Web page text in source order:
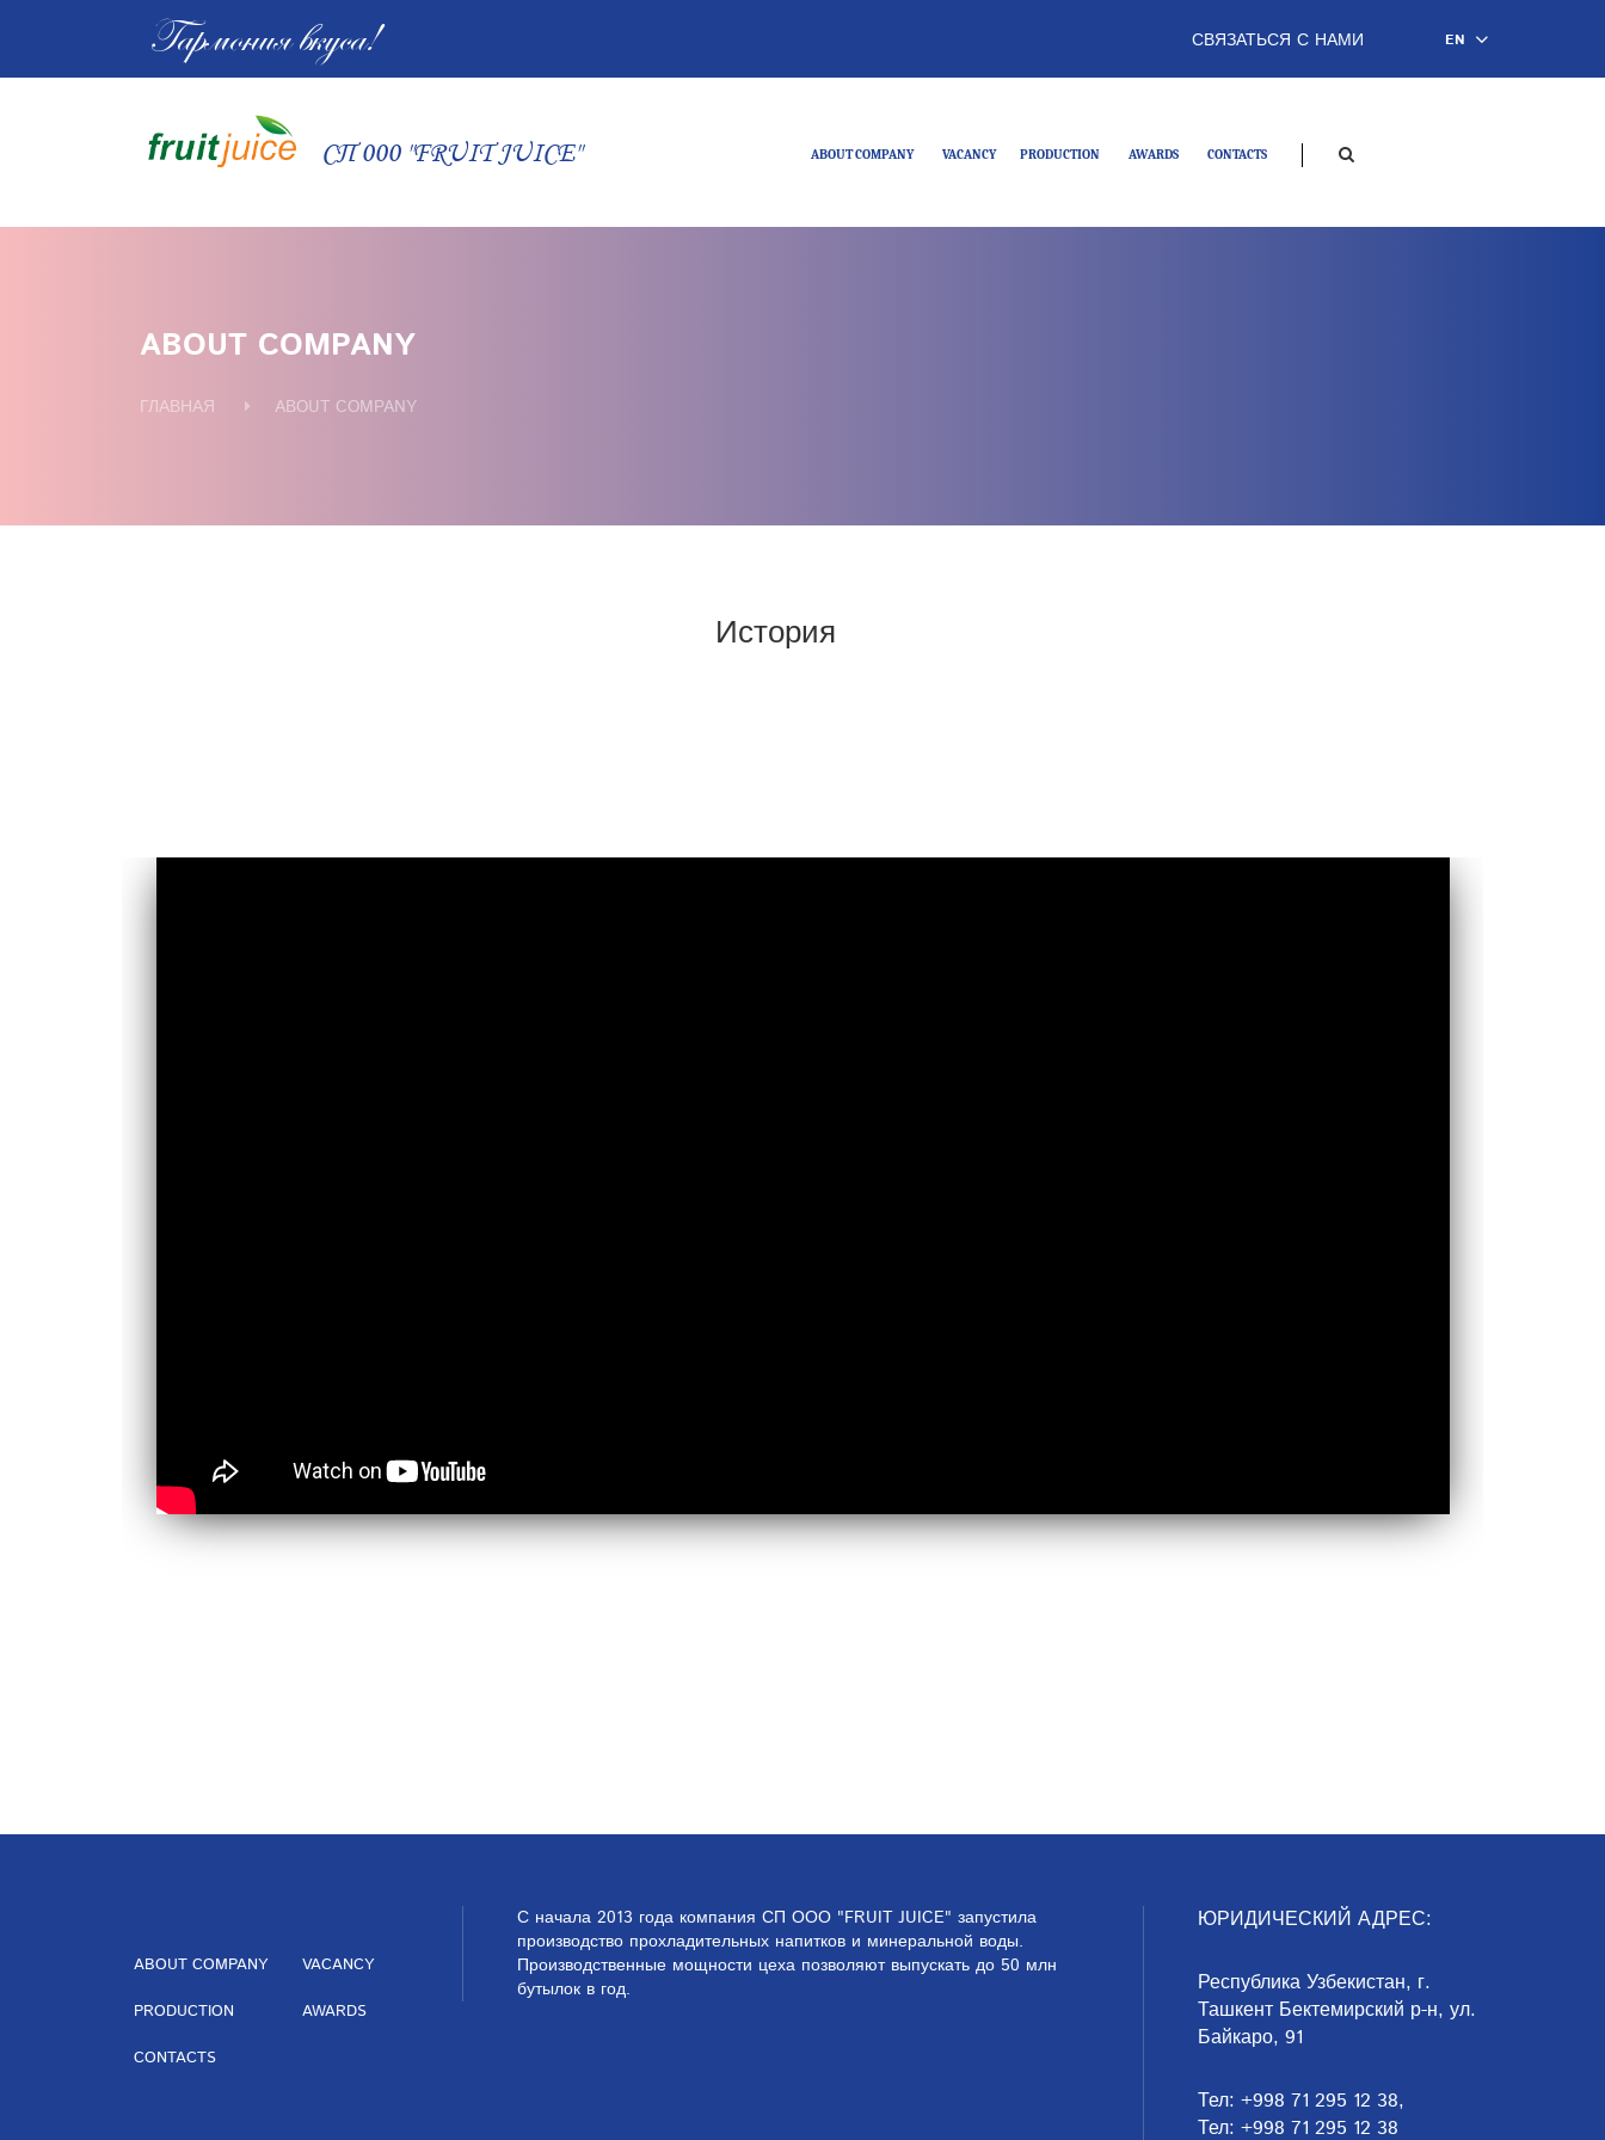
Гармония вкуса! EN
СВЯЗАТЬСЯ С НАМИ
СП 000 "FRUIT JUICE" ABOUT COMPANY VACANCY PRODUCTION AWARDS CONTACTS
ABOUT COMPANY
ГЛАВНАЯ ABOUT COMPANY
История
ABOUT COMPANY VACANCY
PRODUCTION AWARDS
CONTACTS
С начала 2013 года компания СП ООО "FRUIT JUICE" запустила
производство прохладительных напитков и ми­неральной воды.
Производственные мощности цеха позволяют выпускать до 50 млн
бутылок в год.
ЮРИДИЧЕСКИЙ АДРЕС:
Республика Узбекистан, г.
Ташкент Бектемирский р-н, ул.
Байкаро, 91
Тел: +998 71 295 12 38,
Тел: +998 71 295 12 38